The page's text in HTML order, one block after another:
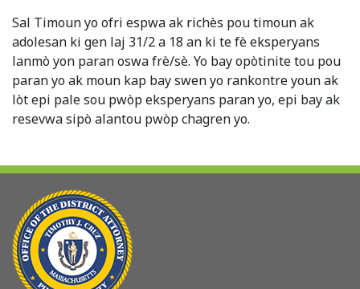
Sal Timoun yo ofri espwa ak richès pou timoun ak
adolesan ki gen laj 31/2 a 18 an ki te fè eksperyans
lanmò yon paran oswa frè/sè. Yo bay opòtinite tou pou
paran yo ak moun kap bay swen yo rankontre youn ak
lòt epi pale sou pwòp eksperyans paran yo, epi bay ak
resevwa sipò alantou pwòp chagren yo.